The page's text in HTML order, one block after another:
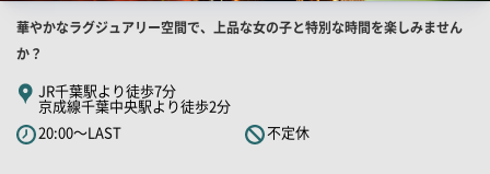
店
舗
PR
キ
ャ
華やかなラグジュアリー空間で、上品な女の子と特別な時間を楽しみません
か？
JR千葉駅より徒歩7分
京成線千葉中央駅より徒歩2分
20:00～LAST
不定休